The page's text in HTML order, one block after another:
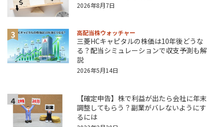
2026年8月7日
3 高配当株ウォッチャー
三菱HCキャピタルの株価は10年後どうな
る？配当シミュレーションで収支予測も解
説
2026年5月14日
4
【確定申告】株で利益が出たら会社に年末
調整してもらう？副業がバレないようにす
るには